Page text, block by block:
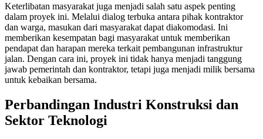
Keterlibatan masyarakat juga menjadi salah satu aspek penting
dalam proyek ini. Melalui dialog terbuka antara pihak kontraktor
dan warga, masukan dari masyarakat dapat diakomodasi. Ini
memberikan kesempatan bagi masyarakat untuk memberikan
pendapat dan harapan mereka terkait pembangunan infrastruktur
jalan. Dengan cara ini, proyek ini tidak hanya menjadi tanggung
jawab pemerintah dan kontraktor, tetapi juga menjadi milik bersama
untuk kebaikan bersama.
Perbandingan Industri Konstruksi dan
Sektor Teknologi